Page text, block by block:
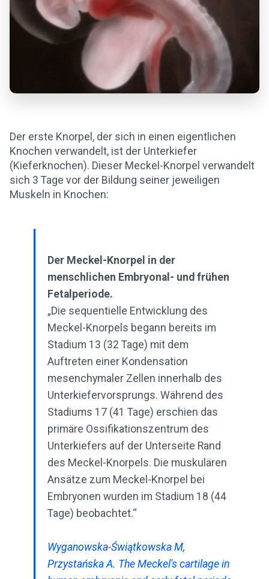
Der erste Knorpel, der sich in einen eigentlichen
Knochen verwandelt, ist der Unterkiefer
(Kieferknochen). Dieser Meckel-Knorpel verwandelt
sich 3 Tage vor der Bildung seiner jeweiligen
Muskeln in Knochen:
Der Meckel-Knorpel in der
menschlichen Embryonal- und frühen
Fetalperiode.
„Die sequentielle Entwicklung des
Meckel-Knorpels begann bereits im
Stadium 13 (32 Tage) mit dem
Auftreten einer Kondensation
mesenchymaler Zellen innerhalb des
Unterkiefervorsprungs. Während des
Stadiums 17 (41 Tage) erschien das
primäre Ossifikationszentrum des
Unterkiefers auf der Unterseite Rand
des Meckel-Knorpels. Die muskulären
Ansätze zum Meckel-Knorpel bei
Embryonen wurden im Stadium 18 (44
Tage) beobachtet.“
Wyganowska-Świątkowska M,
Przystańska A. The Meckel's cartilage in